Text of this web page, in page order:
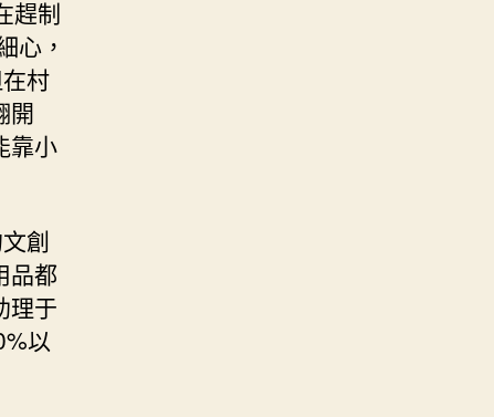
趕制
心，
村
開
靠小
創
品都
理于
以